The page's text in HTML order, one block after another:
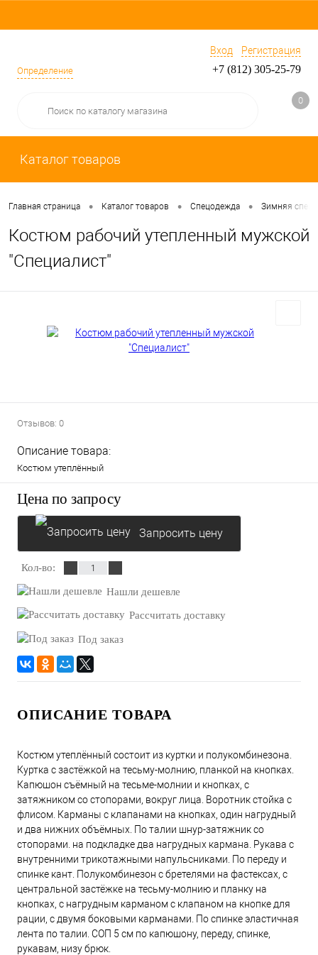
Определение
Вход Регистрация
+7 (812) 305-25-79
0
Каталог товаров
Главная страница • Каталог товаров • Спецодежда • Зимняя
Костюм рабочий утепленный мужской
"Специалист"
Отзывов: 0
Описание товара:
Костюм утеплённый
Цена по запросу
Запросить цену
Кол-во:
Нашли дешевле
Рассчитать доставку
Под заказ
ОПИСАНИЕ ТОВАРА
Костюм утеплённый состоит из куртки и полукомбинезона.
Куртка с застёжкой на тесьму-молнию, планкой на кнопках.
Капюшон съёмный на тесьме-молнии и кнопках, с
затяжником со стопорами, вокруг лица. Воротник стойка с
флисом. Карманы с клапанами на кнопках, один нагрудный
и два нижних объёмных. По талии шнур-затяжник со
стопорами. на подкладке два нагрудных кармана. Рукава с
внутренними трикотажными напульсниками. По переду и
спинке кант. Полукомбинезон с бретелями на фастексах, с
центральной застёжке на тесьму-молнию и планку на
кнопках, с нагрудным карманом с клапаном на кнопке для
рации, с двумя боковыми карманами. По спинке эластичная
лента по талии. СОП 5 см по капюшону, переду, спинке,
рукавам, низу брюк.